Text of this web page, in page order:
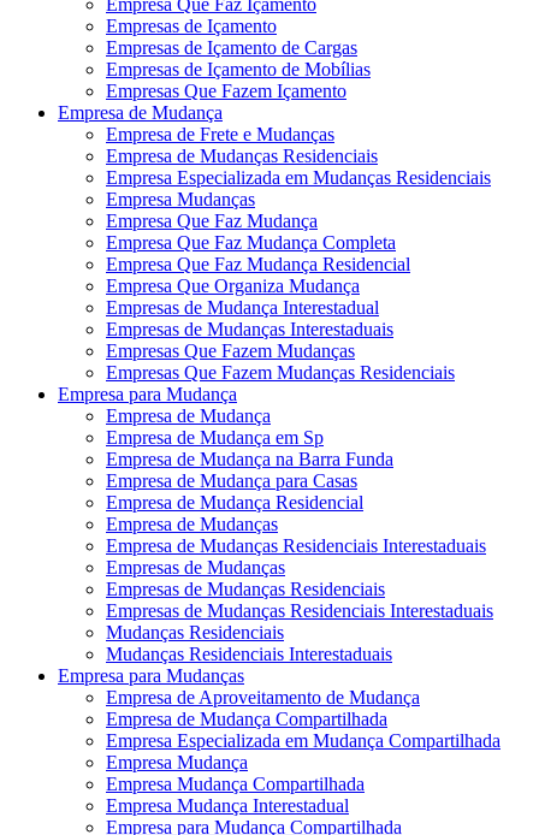
Empresas de Içamento
Empresas de Içamento de Cargas
Empresas de Içamento de Mobílias
Empresas Que Fazem Içamento
Empresa de Mudança
Empresa de Frete e Mudanças
Empresa de Mudanças Residenciais
Empresa Especializada em Mudanças Residenciais
Empresa Mudanças
Empresa Que Faz Mudança
Empresa Que Faz Mudança Completa
Empresa Que Faz Mudança Residencial
Empresa Que Organiza Mudança
Empresas de Mudança Interestadual
Empresas de Mudanças Interestaduais
Empresas Que Fazem Mudanças
Empresas Que Fazem Mudanças Residenciais
Empresa para Mudança
Empresa de Mudança
Empresa de Mudança em Sp
Empresa de Mudança na Barra Funda
Empresa de Mudança para Casas
Empresa de Mudança Residencial
Empresa de Mudanças
Empresa de Mudanças Residenciais Interestaduais
Empresas de Mudanças
Empresas de Mudanças Residenciais
Empresas de Mudanças Residenciais Interestaduais
Mudanças Residenciais
Mudanças Residenciais Interestaduais
Empresa para Mudanças
Empresa de Aproveitamento de Mudança
Empresa de Mudança Compartilhada
Empresa Especializada em Mudança Compartilhada
Empresa Mudança
Empresa Mudança Compartilhada
Empresa Mudança Interestadual
Empresa para Mudança Compartilhada